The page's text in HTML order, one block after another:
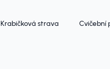
Krabičková strava Cvičební